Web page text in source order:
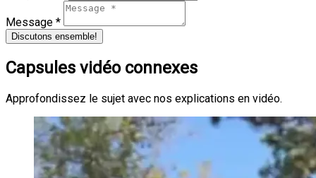
Message *
Discutons ensemble!
Capsules vidéo connexes
Approfondissez le sujet avec nos explications en vidéo.